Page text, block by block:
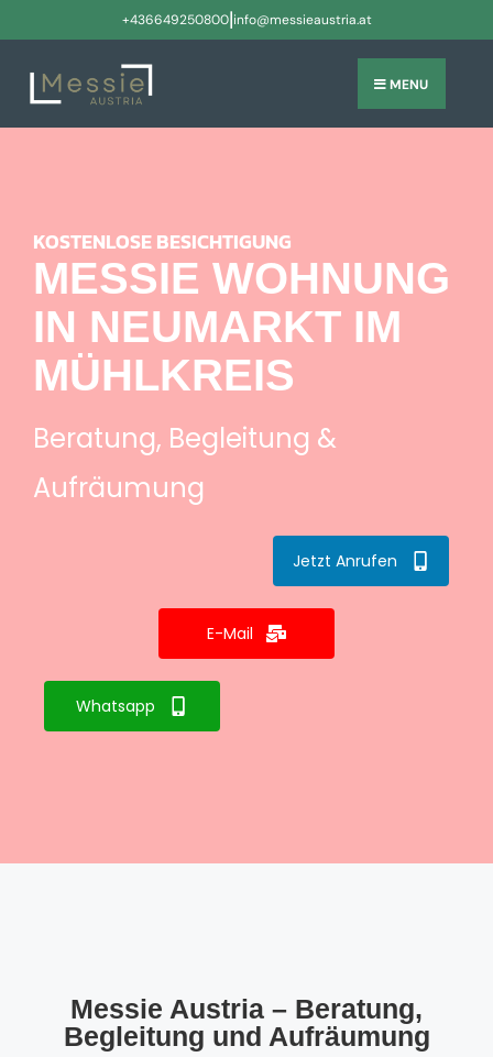
+436649250800|info@messieaustria.at
MENU
KOSTENLOSE BESICHTIGUNG
MESSIE WOHNUNG
IN NEUMARKT IM
MÜHLKREIS
Beratung, Begleitung &
Aufräumung
Jetzt Anrufen
E-Mail
Whatsapp
Messie Austria – Beratung,
Begleitung und Aufräumung